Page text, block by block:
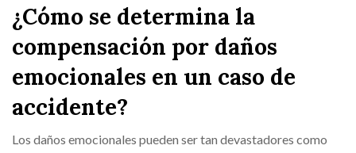
¿Cómo se determina la
compensación por daños
emocionales en un caso de
accidente?
Los daños emocionales pueden ser tan devastadores como